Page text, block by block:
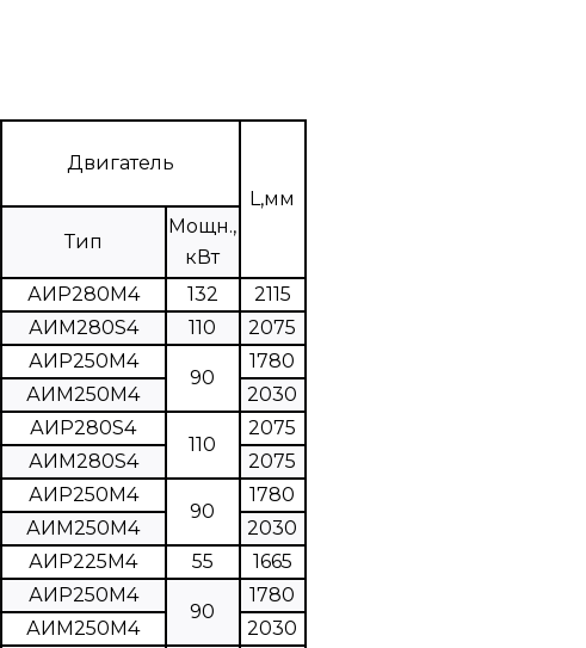
Двигатель
L,мм
Тип
Мощн.,
кВт
АИР280М4 132
2115
АИМ280S4 110
2075
АИР250М4
90
1780
АИМ250М4
2030
АИР280S4
110
2075
АИМ280S4
2075
АИР250М4
90
1780
АИМ250М4
2030
АИР225М4 55
1665
АИР250М4
90
1780
АИМ250М4
2030